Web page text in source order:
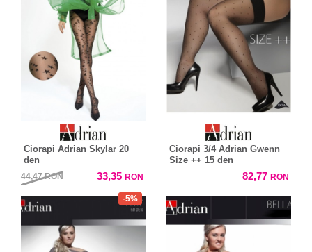
Ciorapi Adrian Skylar 20
den
44,47RON 33,35 RON
Ciorapi 3/4 Adrian Gwenn
Size ++ 15 den
82,77 RON
-5%